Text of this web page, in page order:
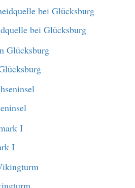
bei Glücksburg
I